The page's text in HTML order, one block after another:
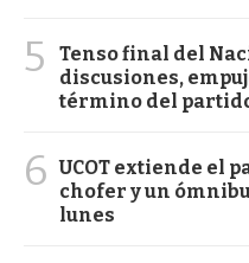
5
Tenso final del
discusiones,
término del
6 UCOT extiende el
chofer y un
lunes